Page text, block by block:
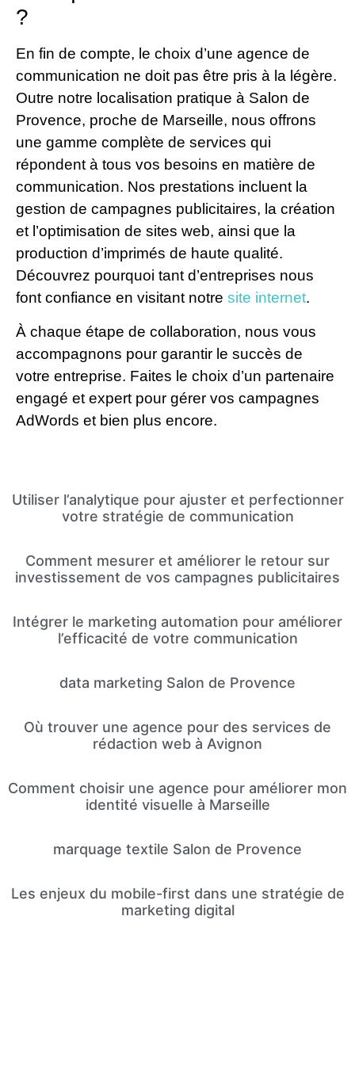
?
En fin de compte, le choix d’une agence de
communication ne doit pas être pris à la légère.
Outre notre localisation pratique à Salon de
Provence, proche de Marseille, nous offrons
une gamme complète de services qui
répondent à tous vos besoins en matière de
communication. Nos prestations incluent la
gestion de campagnes publicitaires, la création
et l’optimisation de sites web, ainsi que la
production d’imprimés de haute qualité.
Découvrez pourquoi tant d’entreprises nous
font confiance en visitant notre site internet.
À chaque étape de collaboration, nous vous
accompagnons pour garantir le succès de
votre entreprise. Faites le choix d’un partenaire
engagé et expert pour gérer vos campagnes
AdWords et bien plus encore.
Utiliser l’analytique pour ajuster et perfectionner
votre stratégie de communication
Comment mesurer et améliorer le retour sur
investissement de vos campagnes publicitaires
Intégrer le marketing automation pour améliorer
l’efficacité de votre communication
data marketing Salon de Provence
Où trouver une agence pour des services de
rédaction web à Avignon
Comment choisir une agence pour améliorer mon
identité visuelle à Marseille
marquage textile Salon de Provence
Les enjeux du mobile-first dans une stratégie de
marketing digital